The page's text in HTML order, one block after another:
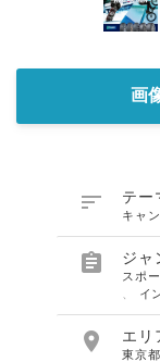
画
 テー
キャ
 ジャ
スポ
イ
 エリ
東京都